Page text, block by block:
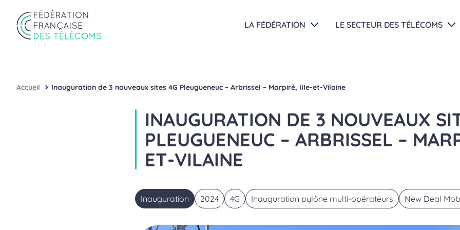
LA FÉDÉRATION LE SECTEUR DES TÉLÉCOMS
Accueil Inauguration de 3 nouveaux sites 4G Pleugueneuc – Arbrissel – Marpiré, Ille-et-Vilaine
INAUGURATION DE 3 NOUVEAUX
PLEUGUENEUC – ARBRISSEL –
ET-VILAINE
Inauguration 2024 4G Inauguration pylône multi-opérateurs New Deal